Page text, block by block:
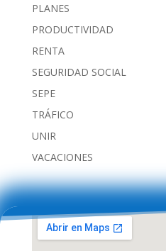
PLANES
PRODUCTIVIDAD
RENTA
SEGURIDAD SOCIAL
SEPE
TRÁFICO
UNIR
VACACIONES